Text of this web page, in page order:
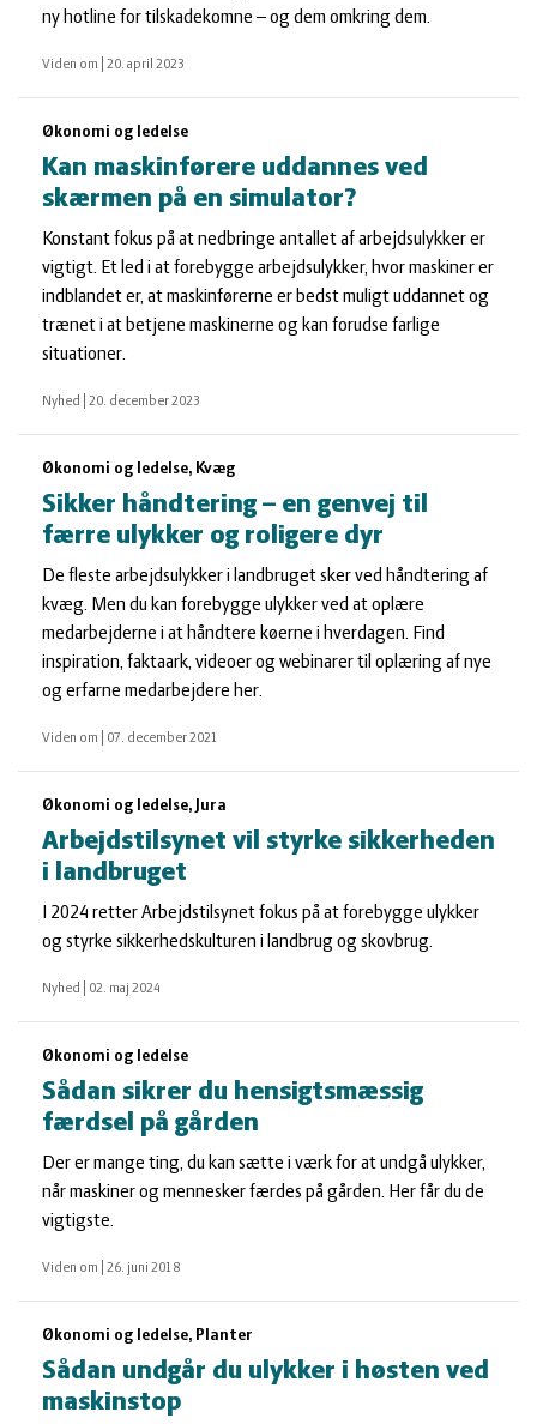
ny hotline for tilskadekomne – og dem omkring dem.
Viden om 20. april 2023
Økonomi og ledelse
Kan maskinførere uddannes ved
skærmen på en simulator?
Konstant fokus på at nedbringe antallet af arbejdsulykker er
vigtigt. Et led i at forebygge arbejdsulykker, hvor maskiner er
indblandet er, at maskinførerne er bedst muligt uddannet og
trænet i at betjene maskinerne og kan forudse farlige
situationer.
Nyhed 20. december 2023
Økonomi og ledelse, Kvæg
Sikker håndtering – en genvej til
færre ulykker og roligere dyr
De fleste arbejdsulykker i landbruget sker ved håndtering af
kvæg. Men du kan forebygge ulykker ved at oplære
medarbejderne i at håndtere køerne i hverdagen. Find
inspiration, faktaark, videoer og webinarer til oplæring af nye
og erfarne medarbejdere her.
Viden om 07. december 2021
Økonomi og ledelse, Jura
Arbejdstilsynet vil styrke sikkerheden
i landbruget
I 2024 retter Arbejdstilsynet fokus på at forebygge ulykker
og styrke sikkerhedskulturen i landbrug og skovbrug.
Nyhed 02. maj 2024
Økonomi og ledelse
Sådan sikrer du hensigtsmæssig
færdsel på gården
Der er mange ting, du kan sætte i værk for at undgå ulykker,
når maskiner og mennesker færdes på gården. Her får du de
vigtigste.
Viden om 26. juni 2018
Økonomi og ledelse, Planter
Sådan undgår du ulykker i høsten ved
maskinstop